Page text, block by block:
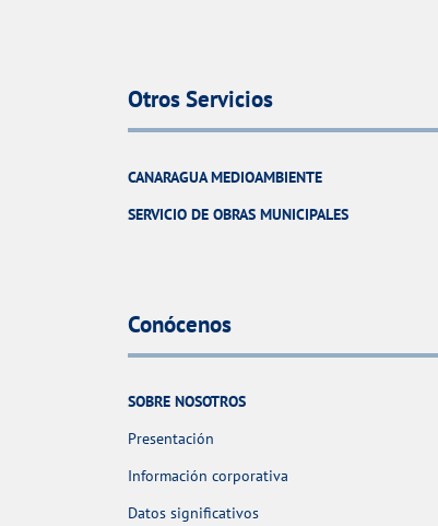
Otros Servicios
CANARAGUA MEDIOAMBIENTE
SERVICIO DE OBRAS MUNICIPALES
Conócenos
SOBRE NOSOTROS
Presentación
Información corporativa
Datos significativos